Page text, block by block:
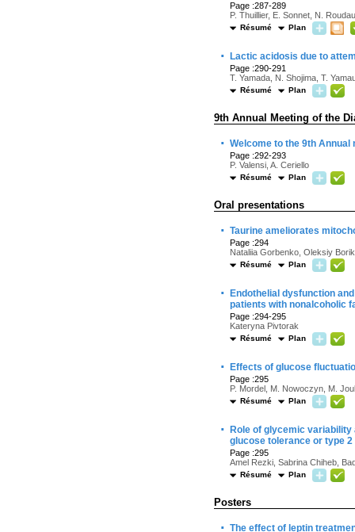
Page :287-289
P. Thuillier, E. Sonnet, N.
Résumé Plan
· Lactic acidosis due to
Page :290-291
T. Yamada, N. Shojima, T.
Résumé Plan
9th Annual Meeting of the
· Welcome to the 9th
Page :292-293
P. Valensi, A. Ceriello
Résumé Plan
Oral presentations
· Taurine ameliorates
Page :294
Nataliia Gorbenko, Oleksiy
Résumé Plan
·
Endothelial dysfunction
patients with nonalcoholic
Page :294-295
Kateryna Pivtorak
Résumé Plan
· Effects of glucose
Page :295
P. Mordel, M. Nowoczyn, M.
Résumé Plan
·
Role of glycemic
glucose tolerance or type 2
Page :295
Amel Rezki, Sabrina Chiheb,
Résumé Plan
Posters
· The effect of leptin